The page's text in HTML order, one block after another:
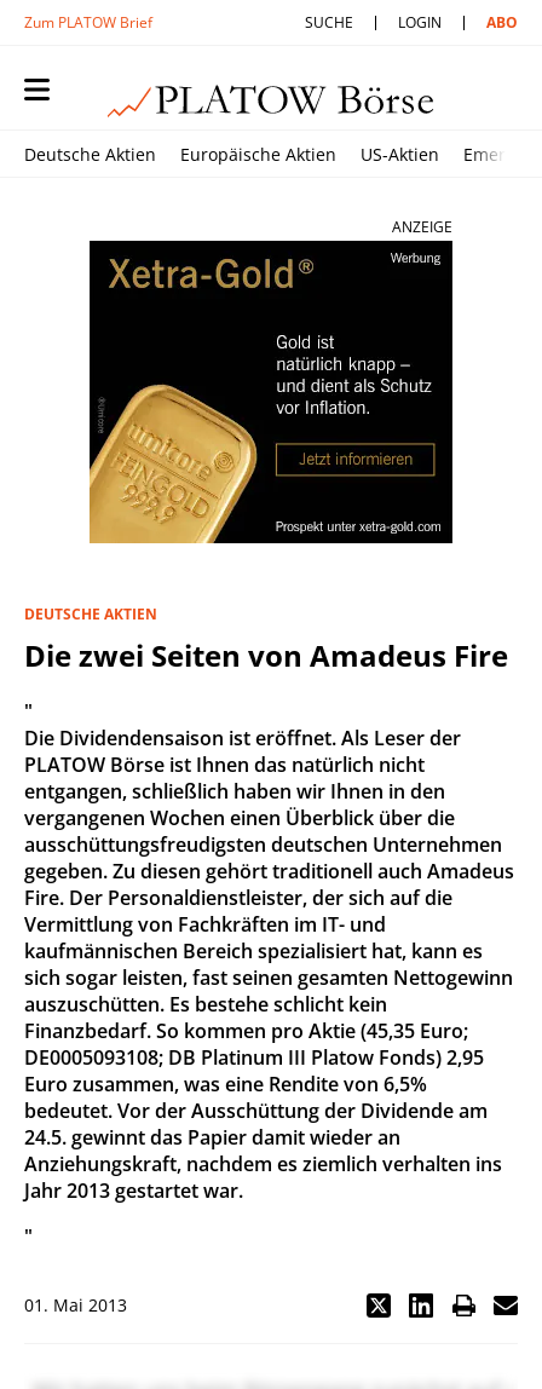
Zum PLATOW Brief SUCHE LOGIN ABO
Deutsche Aktien Europäische Aktien US-Aktien
ANZEIGE
DEUTSCHE AKTIEN
Die zwei Seiten von Amadeus Fire
"
Die Dividendensaison ist eröffnet. Als Leser der
PLATOW Börse ist Ihnen das natürlich nicht
entgangen, schließlich haben wir Ihnen in den
vergangenen Wochen einen Überblick über die
ausschüttungsfreudigsten deutschen Unternehmen
gegeben. Zu diesen gehört traditionell auch Amadeus
Fire. Der Personaldienstleister, der sich auf die
Vermittlung von Fachkräften im IT- und
kaufmännischen Bereich spezialisiert hat, kann es
sich sogar leisten, fast seinen gesamten Nettogewinn
auszuschütten. Es bestehe schlicht kein
Finanzbedarf. So kommen pro Aktie (45,35 Euro;
DE0005093108; DB Platinum III Platow Fonds) 2,95
Euro zusammen, was eine Rendite von 6,5%
bedeutet. Vor der Ausschüttung der Dividende am
24.5. gewinnt das Papier damit wieder an
Anziehungskraft, nachdem es ziemlich verhalten ins
Jahr 2013 gestartet war.
"
01. Mai 2013